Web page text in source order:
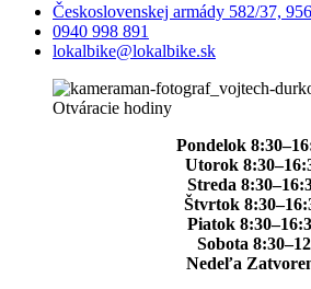
Československej armády 582/37,
0940 998 891
lokalbike@lokalbike.sk
Otváracie hodiny
Pondelok
Utorok
Streda
Štvrtok
Piatok
Sobota 8:30–12
Nedeľa